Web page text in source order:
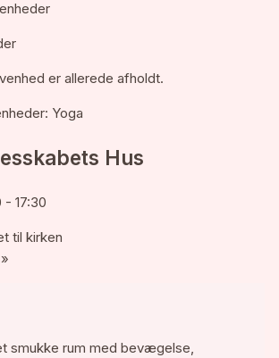
er allerede afholdt.
Yoga
Hus
-17:30
til kirken
»
smukke rum med bevægelse,